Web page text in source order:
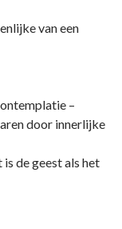
van een
–
door innerlijke
de geest als het